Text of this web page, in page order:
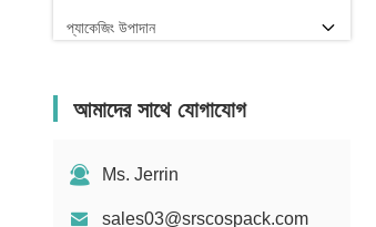
প্যাকেজিং উপাদান
আমাদের সাথে যোগাযোগ
Ms. Jerrin
sales03@srscospack.com